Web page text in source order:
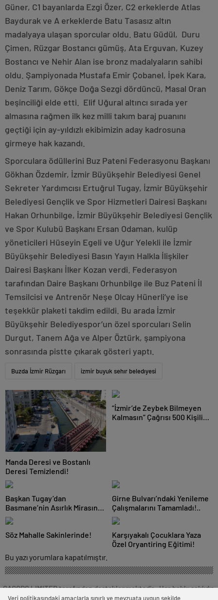
Güner, C1 bayanlarda Ezgi Özer, C2 erkeklerde Atlas
Baydurak ve A erkeklerde Batu Tasasız altın
madalyaya ulaşan sporcular oldu. Batu Güdül, Duru
Çimen, Rüzgar Bostancı gümüş, Ata Erguvan, Kuzey
Bostancı ve Nehir Alan ise bronz madalyaların sahibi
oldu. Şampiyonada Mustafa Emir Çobanel, İpek Kara,
Deniz Tarım, Gökçe Doğa Sezgi dördüncü, Masal Oran
beşinciliği elde etti. Elif Uğural altıncı sırada yer
almasına rağmen ilk kez milli takım baraj puanını
geçtiği için ay-yıldızlı ekibimizin aday kadrosuna
girmeye hak kazandı.
Sporculara ödüllerini Buz Pateni Federasyonu Başkanı
Gökhan Özdemir, İzmir Büyükşehir Belediyesi Genel
Sekreter Yardımcısı Ertuğrul Tugay, İzmir Büyükşehir
Belediyesi Gençlik ve Spor Hizmetleri Dairesi Başkanı
Hakan Orhunbilge, İzmir Büyükşehir Belediyesi Gençlik
ve Spor Kulubü Başkanı Ersan Odaman, kulüp
yöneticileri Hüseyin Egeli ve Uğur Yelekli ile İzmir
Büyükşehir Belediyesi Basın Yayın Halkla İlişkiler
Dairesi Başkanı İlker Kozan verdi. Federasyon
tarafından Daire Başkanı Orhunbilge ile Buz Pateni İl
Temsilcisi ve Antrenör Neşe Olcay Hünerli’ye ise
teşekkür plaketi takdim edildi. Bu arada İzmir
Büyükşehir Belediyespor’un özel sporcuları Selin
Durgut, Tanem Ağa ve Alper Öztürk, şampiyona
sonrasında pistte çıkarak gösteri yaptı.
Buzda İzmir Rüzgarı izmir buyuk sehır beledıyesi
Manda Deresi ve Bostanlı
Deresi Temizlendi!
“İzmir’de Zeybek Bilmeyen
Kalmasın” Çağrısı 500 Kişilik
Başkan Tugay’dan
Basmane’nin Asırlık Mirasına
El İzi!
Girne Bulvarı’ndaki Yenileme
Çalışmalarını Tamamladı!..
Söz Mahalle Sakinlerinde!
Karşıyakalı Çocuklara Yaza
Özel Oryantiring Eğitimi!
Bu yazı yorumlara kapatılmıştır.
CAGORS LIMITED tarafından desteklenmektedir . Her hakkı saklıdır.
Veri politikasındaki amaçlarla sınırlı ve mevzuata uygun şekilde